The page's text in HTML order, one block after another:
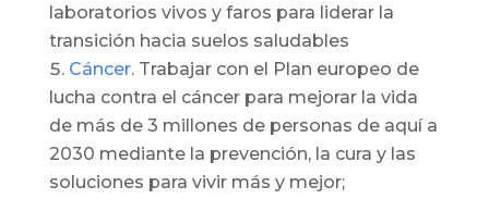
laboratorios vivos y faros para liderar la
transición hacia suelos saludables
Cáncer. Trabajar con el Plan europeo de
lucha contra el cáncer para mejorar la vida
de más de 3 millones de personas de aquí a
2030 mediante la prevención, la cura y las
soluciones para vivir más y mejor;